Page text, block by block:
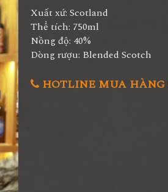
Xuất xứ: Scotland
Thể tích: 750ml
Nồng độ: 40%
Dòng rượu: Blended Scotch
HOTLINE MUA HÀNG